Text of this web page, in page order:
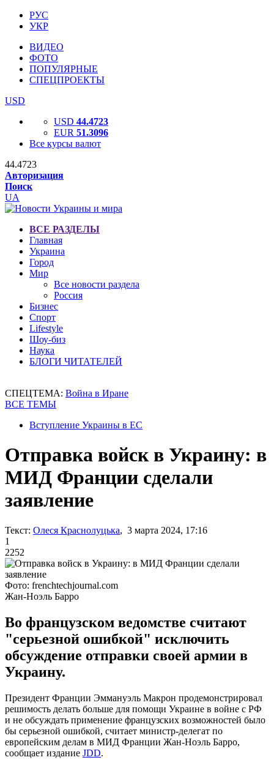
РУС
УКР
ВИДЕО
ФОТО
ПОПУЛЯРНЫЕ
СПЕЦПРОЕКТЫ
USD
USD 44.4723
EUR 51.3096
Все курсы валют
44.4723
Авторизация
Поиск
UA
ВСЕ РАЗДЕЛЫ
Главная
Украина
Город
Мир
Все новости раздела
Россия
Бизнес
Спорт
Lifestyle
Шоу-биз
Наука
БЛОГИ ЧИТАТЕЛЕЙ
СПЕЦТЕМА: Война в Иране
ВСЕ ТЕМЫ
Вступление Украины в ЕС
Отправка войск в Украину: в
МИД Франции сделали
заявление
Текст: Олеся Краснолуцька, 3 марта 2024, 17:16
1
2252
Фото: frenchtechjournal.com
Жан-Ноэль Барро
Во французском ведомстве считают
"серьезной ошибкой" исключить
обсуждение отправки своей армии в
Украину.
Президент Франции Эммануэль Макрон продемонстрировал
решимость делать больше для помощи Украине в войне с РФ
и не обсуждать применение французских возможностей было
бы серьезной ошибкой, считает министр-делегат по
европейским делам в МИД Франции Жан-Ноэль Барро,
сообщает издание JDD.